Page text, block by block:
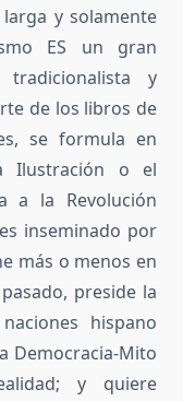
y solamente
ES un gran
y
de los libros de
se formula en
Ilustración o el
a la Revolución
inseminado por
más o menos en
preside la
hispano
Democracia-Mito
y quiere